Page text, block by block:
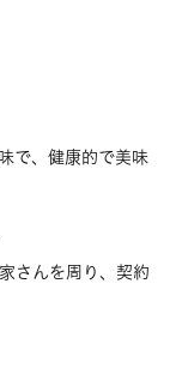
で、健康的で美味
さんを周り、契約